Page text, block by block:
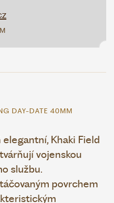
DAY-DATE 40MM
Khaki Field
vojenskou
službu.
povrchem